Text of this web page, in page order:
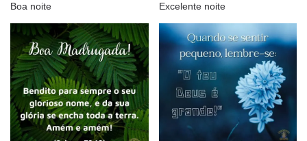
Boa noite Excelente noite